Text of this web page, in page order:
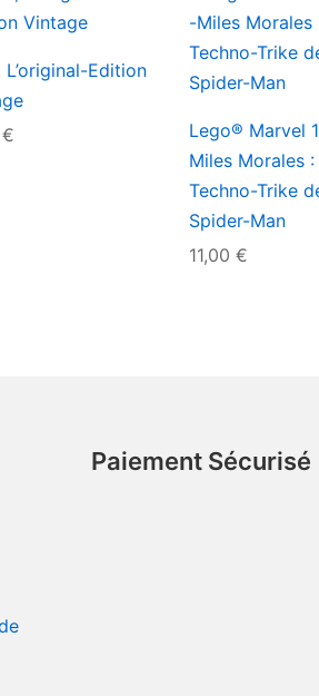
L’original-Edition
€
Lego® Marvel
Miles Morales :
Techno-Trike
Spider-Man
11,00 €
Paiement Sécurisé